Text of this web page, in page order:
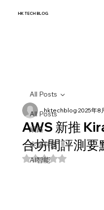
HK TECH BLOG
All Posts
網路
尖端科技
AI智能
All Posts
AWS 新推
合坊間評測要
hktechblog2025年8
評等為 NaN（最高